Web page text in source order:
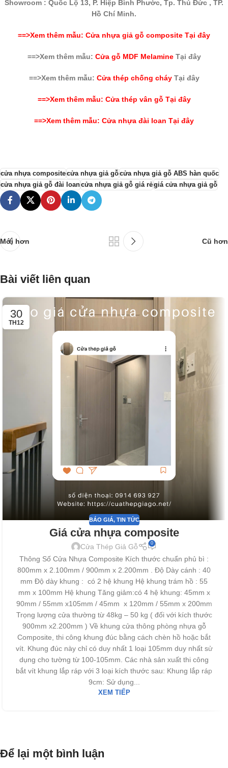
Showroom : Quốc Lộ 13, P. Hiệp Bình Phước, Tp. Thủ Đức , TP.
Hồ Chí Minh.
==>Xem thêm mẫu: Cửa nhựa giả gỗ composite Tại đây
==>Xem thêm mẫu: Cửa gỗ MDF Melamine Tại đây
==>Xem thêm mẫu: Cửa thép chống cháy Tại đây
==>Xem thêm mẫu: Cửa thép vân gỗ Tại đây
==>Xem thêm mẫu: Cửa nhựa đài loan Tại đây
cửa nhựa compositecửa nhựa giả gỗcửa nhựa giả gỗ ABS hàn quốc
cửa nhựa giả gỗ đài loancửa nhựa giả gỗ giá rẻgiá cửa nhựa giả gỗ
Mới hơn Cũ hơn
Bài viết liên quan
30
TH12
BÁO GIÁ, TIN TỨC
Giá cửa nhựa composite
Cửa Thép Giả Gỗ 0
Thông Số Cửa Nhựa Composite Kích thước chuẩn phủ bì :
800mm x 2.100mm / 900mm x 2.200mm . Độ Dày cánh : 40
mm Độ dày khung : có 2 hệ khung Hệ khung trám hồ : 55
mm x 100mm Hệ khung Tăng giảm:có 4 hệ khung: 45mm x
90mm / 55mm x105mm / 45mm x 120mm / 55mm x 200mm
Trọng lượng cửa thường từ 48kg – 50 kg ( đối với kích thước
900mm x2.200mm ) Về khung cửa thông phòng nhựa gỗ
Composite, thi công khung đúc bằng cách chèn hồ hoặc bắt
vít. Khung đúc này chỉ có duy nhất 1 loại 105mm duy nhất sử
dụng cho tường từ 100-105mm. Các nhà sản xuất thi công
bắt vít khung lắp ráp với 3 loại kích thước sau: Khung lắp ráp
9cm: Sử dụng...
XEM TIẾP
Để lại một bình luận